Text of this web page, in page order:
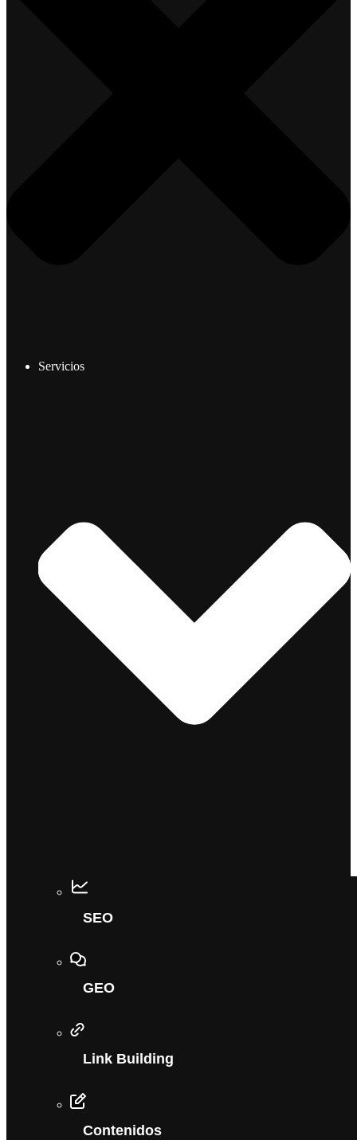
Servicios
SEO
GEO
Link Building
Contenidos